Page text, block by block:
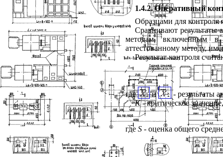
1.4.2. Оперативный
Образцами для
Сравнивают
методам, включенным в
аттестованному методу,
Результат контроля
где и
- результаты
K - критическое
где S - оценка общего